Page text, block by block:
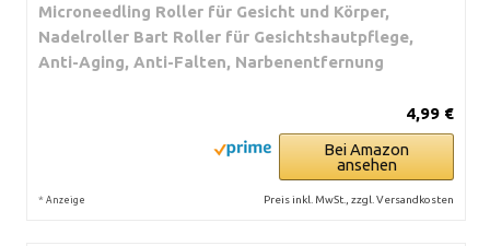
Microneedling Roller für Gesicht und Körper,
Nadelroller Bart Roller für Gesichtshautpflege,
Anti-Aging, Anti-Falten, Narbenentfernung
4,99 €
Bei Amazon
ansehen
* Anzeige Preis inkl. MwSt., zzgl. Versandkosten